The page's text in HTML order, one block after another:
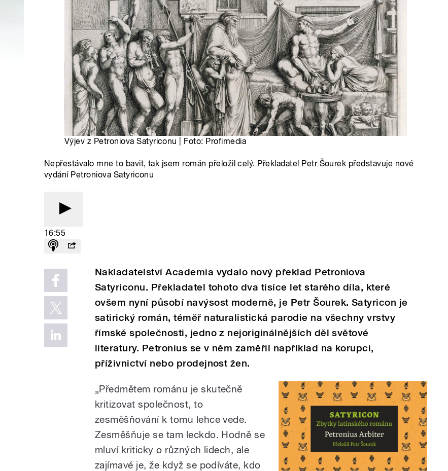
Výjev z Petroniova Satyriconu | Foto: Profimedia
Nepřestávalo mne to bavit, tak jsem román přeložil celý. Překladatel Petr Šourek představuje nové
vydání Petroniova Satyriconu
16:55
Nakladatelství Academia vydalo nový překlad Petroniova
Satyriconu. Překladatel tohoto dva tisíce let starého díla, které
ovšem nyní působí navýsost moderně, je Petr Šourek. Satyricon je
satirický román, téměř naturalistická parodie na všechny vrstvy
římské společnosti, jedno z nejoriginálnějších děl světové
literatury. Petronius se v něm zaměřil například na korupci,
příživnictví nebo prodejnost žen.
„Předmětem románu je skutečně
kritizovat společnost, to
zesměšňování k tomu lehce vede.
Zesměšňuje se tam leckdo. Hodně se
mluví kriticky o různých lidech, ale
zajímavé je, že když se podíváte, kdo